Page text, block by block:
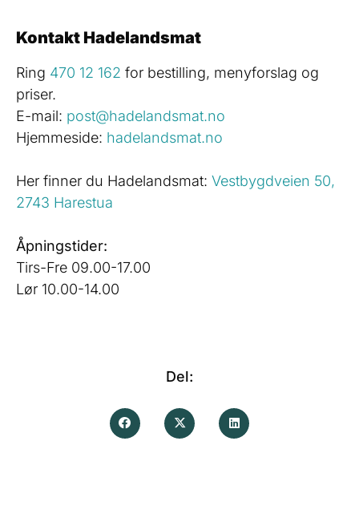
Kontakt Hadelandsmat
Ring 470 12 162 for bestilling, menyforslag og
priser.
E-mail: post@hadelandsmat.no
Hjemmeside: hadelandsmat.no
Her finner du Hadelandsmat: Vestbygdveien 50,
2743 Harestua
Åpningstider:
Tirs-Fre 09.00-17.00
Lør 10.00-14.00
Del: